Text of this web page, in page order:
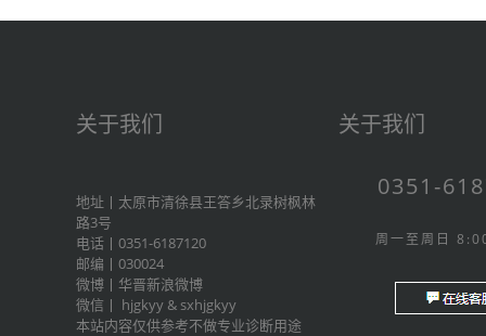
关于我们
地址丨太原市清徐县王答乡北录树枫林
路3号
电话丨0351-6187120
邮编丨030024
微博丨 华晋新浪微博
微信丨 hjgkyy & sxhjgkyy
本站内容仅供参考不做专业诊断用途
关于我们
0351-
周一至周日